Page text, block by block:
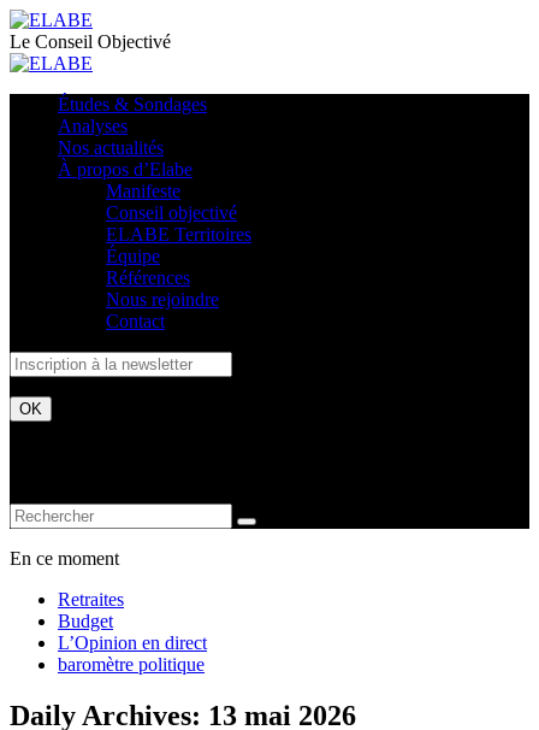
Le Conseil Objectivé
Études & Sondages
Analyses
Nos actualités
À propos d’Elabe
Manifeste
Conseil objectivé
ELABE Territoires
Équipe
Références
Nous rejoindre
Contact
En ce moment
Retraites
Budget
L’Opinion en direct
baromètre politique
Daily Archives: 13 mai 2026